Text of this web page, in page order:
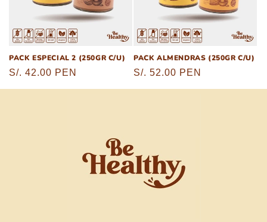
PACK ESPECIAL 2 (250GR C/U)
Precio
habitual
S/. 42.00 PEN
PACK ALMENDRAS (250GR C/U)
Precio
habitual
S/. 52.00 PEN